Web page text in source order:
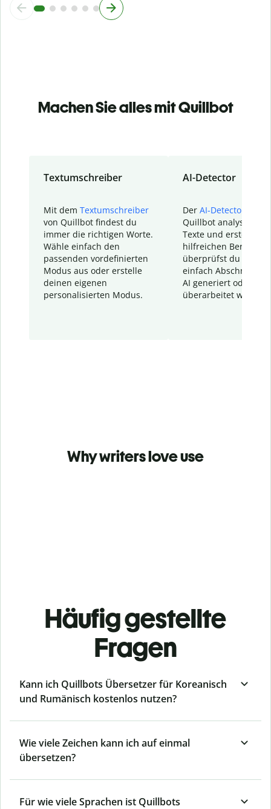
Machen Sie alles mit Quillbot
Textumschreiber
Mit dem Textumschreiber
von Quillbot findest du
immer die richtigen Worte.
Wähle einfach den
passenden vordefinierten
Modus aus oder erstelle
deinen eigenen
personalisierten Modus.
AI-Detector
Der AI-Detector
Quillbot analysiert
Texte und erstellt
hilfreichen Bericht.
überprüfst du
einfach Abschnitte,
AI generiert oder
überarbeitet wurden.
Why writers love use
Häufig gestellte
Fragen
Kann ich Quillbots Übersetzer für Koreanisch
und Rumänisch kostenlos nutzen?
Wie viele Zeichen kann ich auf einmal
übersetzen?
Für wie viele Sprachen ist Quillbots